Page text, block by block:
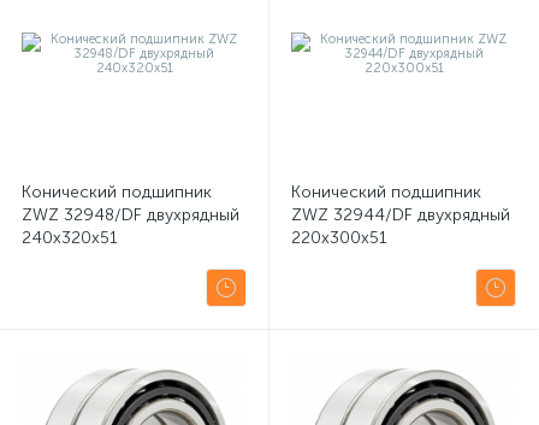
Конический подшипник
ZWZ 32948/DF двухрядный
240x320x51
Конический подшипник
ZWZ 32944/DF двухрядный
220x300x51